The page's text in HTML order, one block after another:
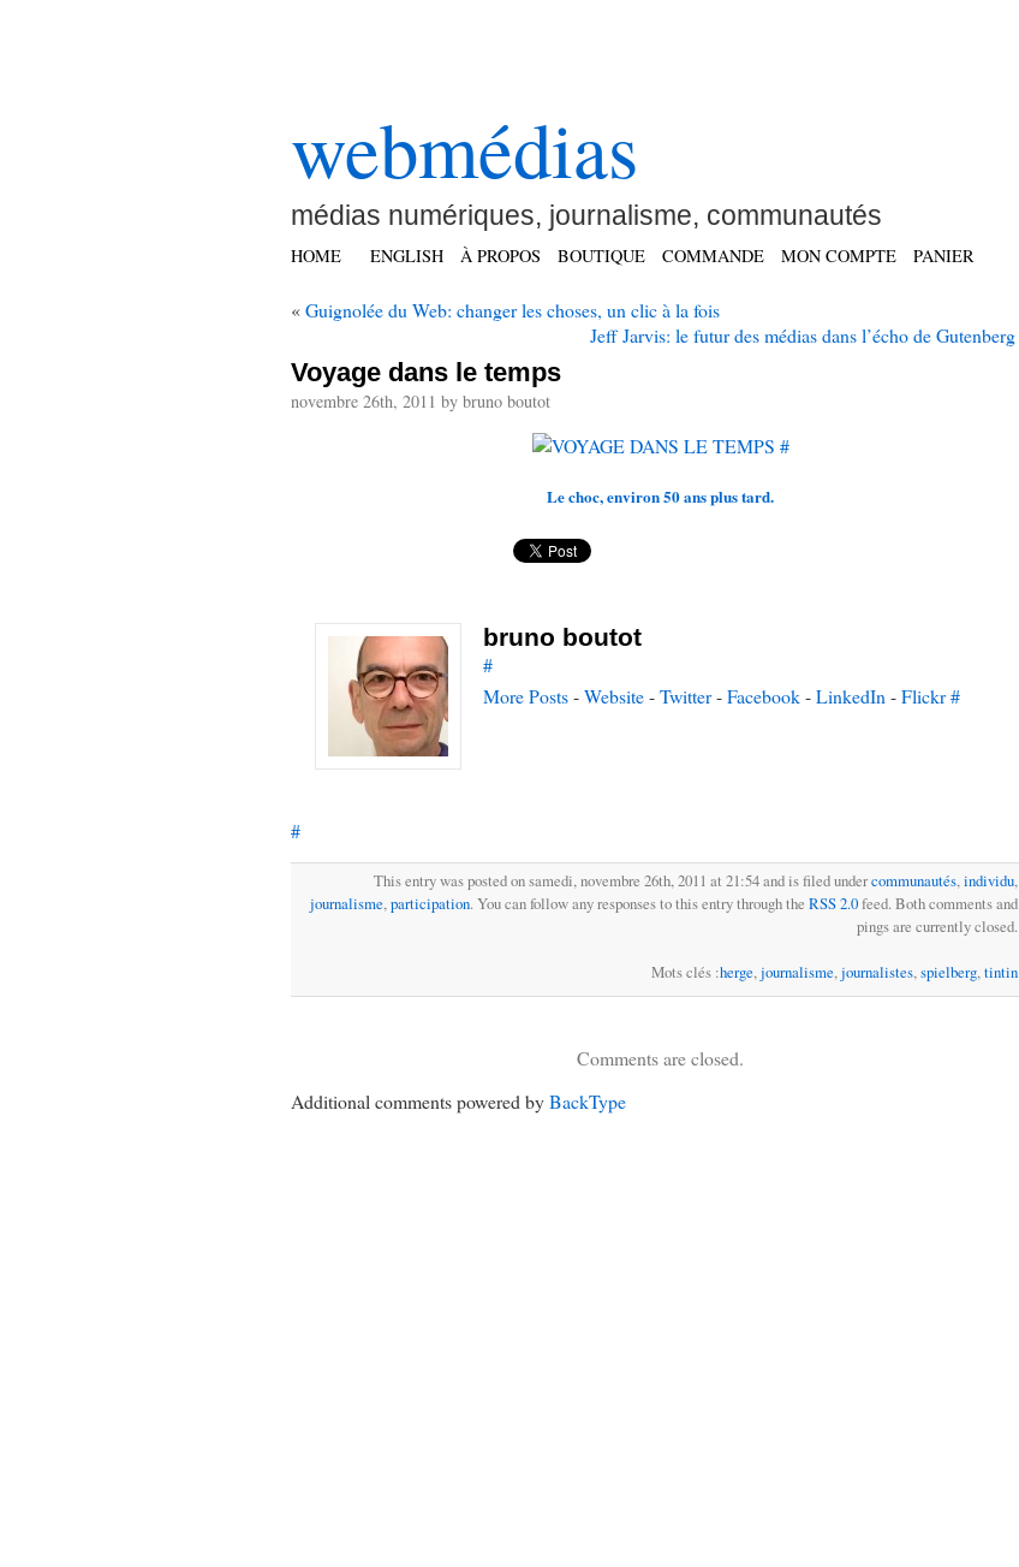
webmédias
médias numériques, journalisme, communautés
HOME ENGLISH À PROPOS BOUTIQUE COMMANDE MON COMPTE PANIER
«Guignolée du Web: changer les choses, un clic à la fois
Jeff Jarvis: le futur des médias dans l’écho de Gutenberg
Voyage dans le temps
novembre 26th, 2011 by bruno boutot
#
Le choc, environ 50 ans plus tard.
bruno boutot
#
More Posts-Website-Twitter-Facebook-LinkedIn -Flickr#
#
This entry was posted on samedi, novembre 26th, 2011 at 21:54 and is filed undercommunautés, individu,
journalisme, participation. You can follow any responses to this entry through the RSS 2.0feed. Both comments and
pings are currently closed.
Mots clés :herge, journalisme, journalistes, spielberg, tintin
Comments are closed.
Additional comments powered byBackType